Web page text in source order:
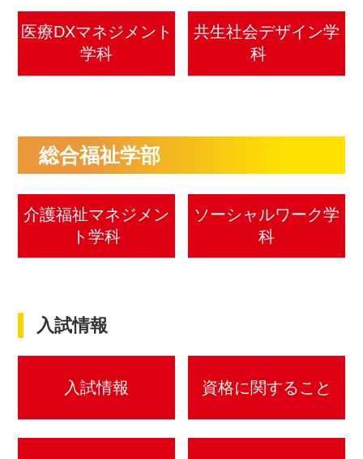
医療DXマネジメント
学科
共生社会デザイン学
科
総合福祉学部
介護福祉マネジメン
ト学科
ソーシャルワーク学
科
入試情報
入試情報 資格に関すること